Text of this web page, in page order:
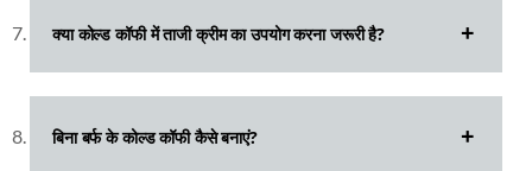
क्या कोल्ड कॉफी में ताजी क्रीम का उपयोग करना जरूरी है?
बिना बर्फ के कोल्ड कॉफी कैसे बनाएं?